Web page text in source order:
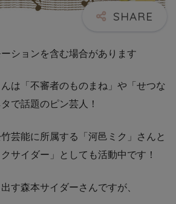
ションを含む場合があります
んは「不審者のものまね」や「せつな
で話題のピン芸人！
芸能に所属する「河邑ミク」さんと
サイダー」としても活動中です！
す森本サイダーさんですが、